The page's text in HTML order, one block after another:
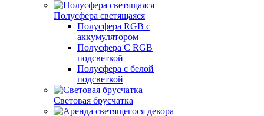
Полусфера светящаяся
Полусфера RGB с
аккумулятором
Полусфера С RGB
подсветкой
Полусфера с белой
подсветкой
Световая брусчатка